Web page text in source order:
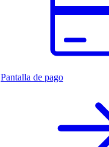
Pantalla de pago